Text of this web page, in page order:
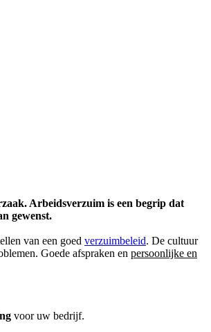
Arbeidsverzuim is een begrip dat
gewenst.
van een goed verzuimbeleid. De cultuur
Goede afspraken en persoonlijke en
voor uw bedrijf.